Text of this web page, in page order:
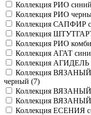
Коллекция РИО
Коллекция РИО
Коллекция САПФИР
Коллекция
Коллекция РИО
Коллекция АГАТ
Коллекция АГИДЕЛЬ
Коллекция
черный (7)
Коллекция
Коллекция
Коллекция ЕСЕНИЯ